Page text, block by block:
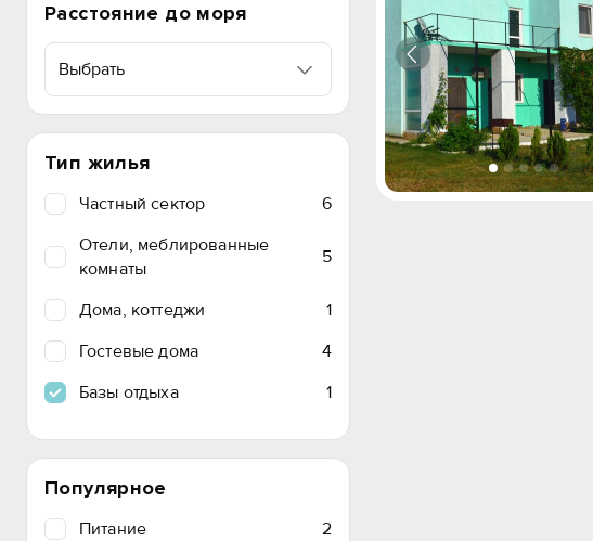
Расстояние до моря
Выбрать
Тип жилья
Частный сектор
6
Отели, меблированные
комнаты
5
Дома, коттеджи
1
Гостевые дома
4
Базы отдыха
1
Популярное
Питание
2